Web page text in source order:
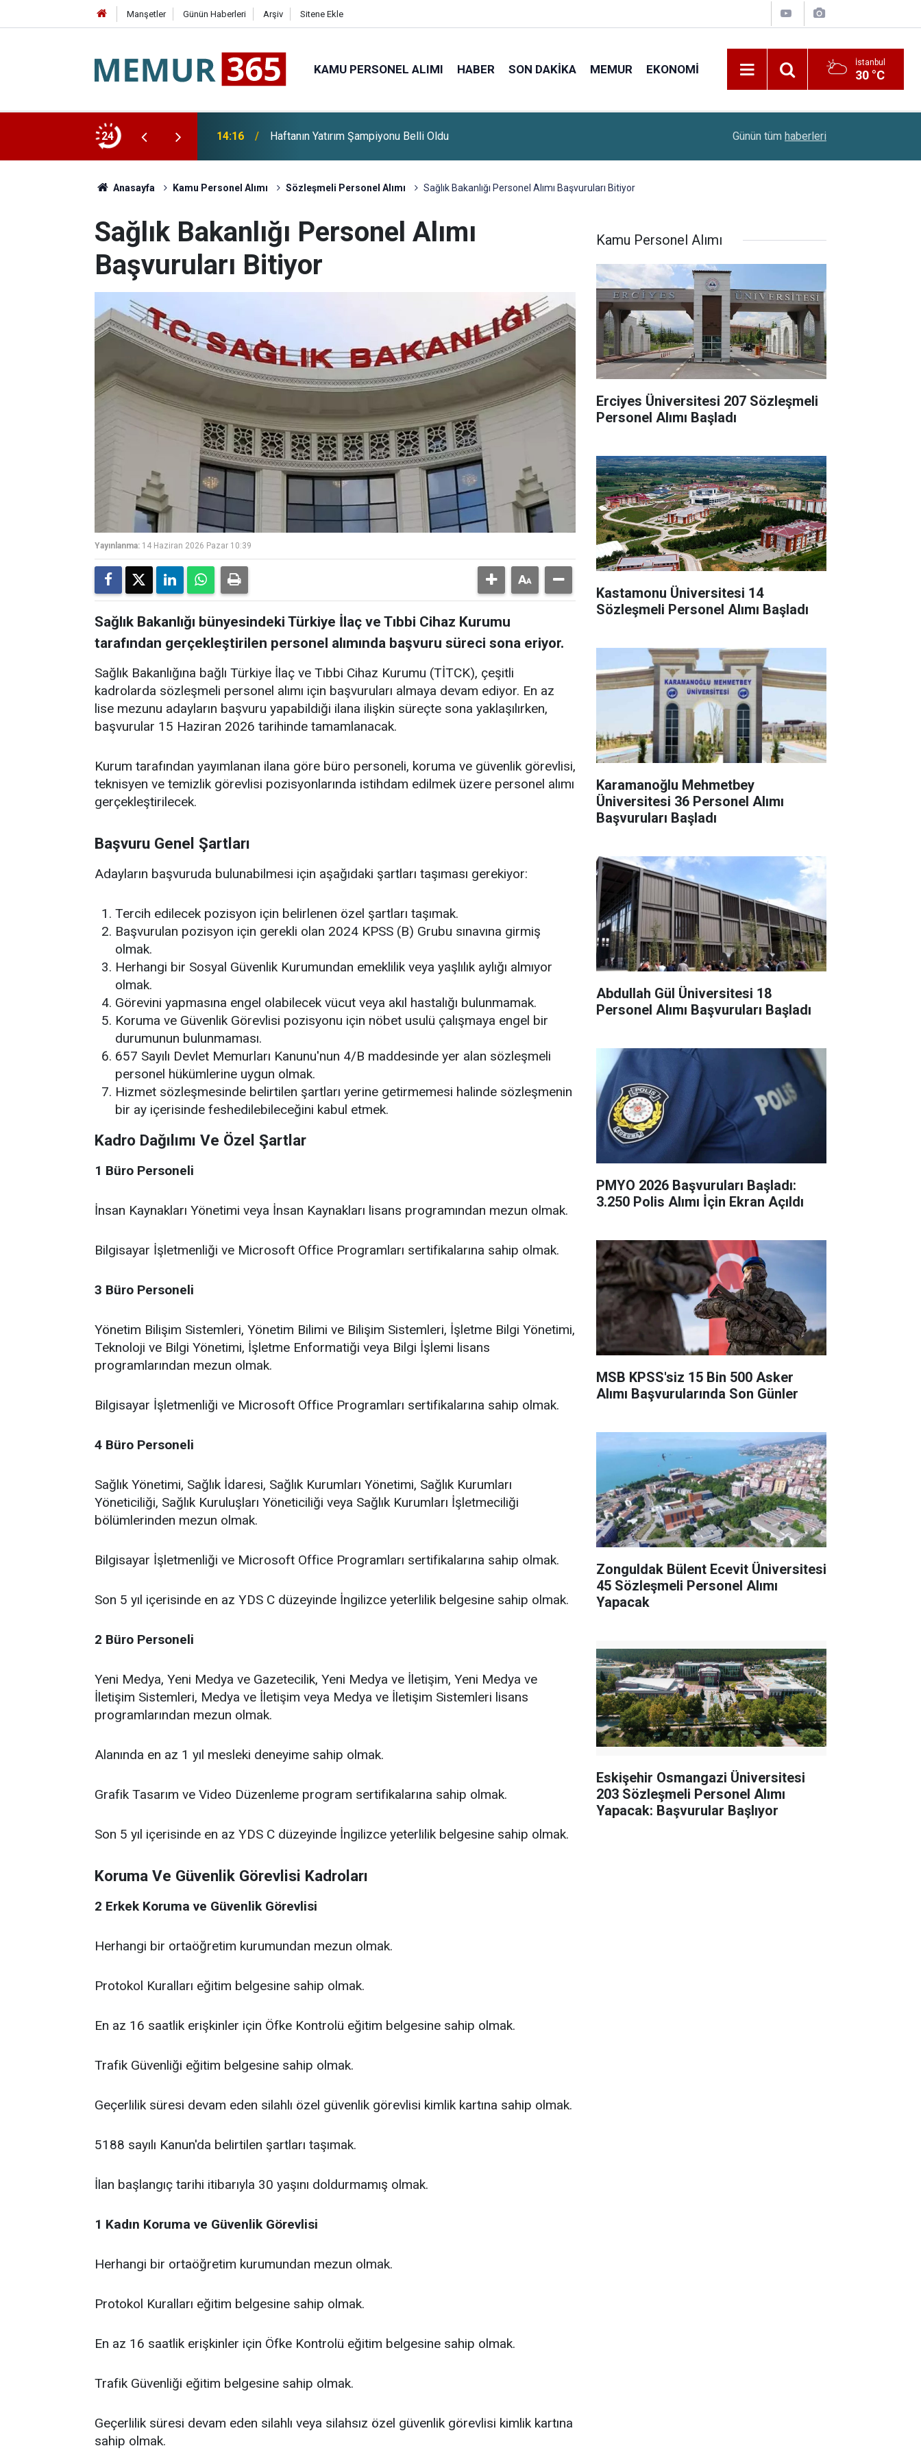
Manşetler Günün Haberleri Arşiv Sitene Ekle
KAMU PERSONEL ALIMI HABER SON DAKIKA MEMUR EKONOMI İstanbul
30 °C
24 14:16 Haftanın Yatırım Şampiyonu Belli Oldu Borsa İstanbul’dan 3 Hisseye Tedbir Kararı
Günün tüm haberleri
Anasayfa Kamu Personel Alımı Sözleşmeli Personel Alımı Sağlık Bakanlığı Personel Alımı Başvuruları Bitiyor
Sağlık Bakanlığı Personel Alımı
Başvuruları Bitiyor
Yayınlanma: 14 Haziran 2026 Pazar 10:39
Sağlık Bakanlığı bünyesindeki Türkiye İlaç ve Tıbbi Cihaz Kurumu
tarafından gerçekleştirilen personel alımında başvuru süreci sona eriyor.
Sağlık Bakanlığına bağlı Türkiye İlaç ve Tıbbi Cihaz Kurumu (TİTCK), çeşitli
kadrolarda sözleşmeli personel alımı için başvuruları almaya devam ediyor. En az
lise mezunu adayların başvuru yapabildiği ilana ilişkin süreçte sona yaklaşılırken,
başvurular 15 Haziran 2026 tarihinde tamamlanacak.
Kurum tarafından yayımlanan ilana göre büro personeli, koruma ve güvenlik görevlisi,
teknisyen ve temizlik görevlisi pozisyonlarında istihdam edilmek üzere personel alımı
gerçekleştirilecek.
Başvuru Genel Şartları
Adayların başvuruda bulunabilmesi için aşağıdaki şartları taşıması gerekiyor:
Tercih edilecek pozisyon için belirlenen özel şartları taşımak.
Başvurulan pozisyon için gerekli olan 2024 KPSS (B) Grubu sınavına girmiş
olmak.
Herhangi bir Sosyal Güvenlik Kurumundan emeklilik veya yaşlılık aylığı almıyor
olmak.
Görevini yapmasına engel olabilecek vücut veya akıl hastalığı bulunmamak.
Koruma ve Güvenlik Görevlisi pozisyonu için nöbet usulü çalışmaya engel bir
durumunun bulunmaması.
657 Sayılı Devlet Memurları Kanunu'nun 4/B maddesinde yer alan sözleşmeli
personel hükümlerine uygun olmak.
Hizmet sözleşmesinde belirtilen şartları yerine getirmemesi halinde sözleşmenin
bir ay içerisinde feshedilebileceğini kabul etmek.
Kadro Dağılımı Ve Özel Şartlar
1 Büro Personeli
İnsan Kaynakları Yönetimi veya İnsan Kaynakları lisans programından mezun olmak.
Bilgisayar İşletmenliği ve Microsoft Office Programları sertifikalarına sahip olmak.
3 Büro Personeli
Yönetim Bilişim Sistemleri, Yönetim Bilimi ve Bilişim Sistemleri, İşletme Bilgi Yönetimi,
Teknoloji ve Bilgi Yönetimi, İşletme Enformatiği veya Bilgi İşlemi lisans
programlarından mezun olmak.
Bilgisayar İşletmenliği ve Microsoft Office Programları sertifikalarına sahip olmak.
4 Büro Personeli
Sağlık Yönetimi, Sağlık İdaresi, Sağlık Kurumları Yönetimi, Sağlık Kurumları
Yöneticiliği, Sağlık Kuruluşları Yöneticiliği veya Sağlık Kurumları İşletmeciliği
bölümlerinden mezun olmak.
Bilgisayar İşletmenliği ve Microsoft Office Programları sertifikalarına sahip olmak.
Son 5 yıl içerisinde en az YDS C düzeyinde İngilizce yeterlilik belgesine sahip olmak.
2 Büro Personeli
Yeni Medya, Yeni Medya ve Gazetecilik, Yeni Medya ve İletişim, Yeni Medya ve
İletişim Sistemleri, Medya ve İletişim veya Medya ve İletişim Sistemleri lisans
programlarından mezun olmak.
Alanında en az 1 yıl mesleki deneyime sahip olmak.
Grafik Tasarım ve Video Düzenleme program sertifikalarına sahip olmak.
Son 5 yıl içerisinde en az YDS C düzeyinde İngilizce yeterlilik belgesine sahip olmak.
Koruma Ve Güvenlik Görevlisi Kadroları
2 Erkek Koruma ve Güvenlik Görevlisi
Herhangi bir ortaöğretim kurumundan mezun olmak.
Protokol Kuralları eğitim belgesine sahip olmak.
En az 16 saatlik erişkinler için Öfke Kontrolü eğitim belgesine sahip olmak.
Trafik Güvenliği eğitim belgesine sahip olmak.
Geçerlilik süresi devam eden silahlı özel güvenlik görevlisi kimlik kartına sahip olmak.
5188 sayılı Kanun'da belirtilen şartları taşımak.
İlan başlangıç tarihi itibarıyla 30 yaşını doldurmamış olmak.
1 Kadın Koruma ve Güvenlik Görevlisi
Herhangi bir ortaöğretim kurumundan mezun olmak.
Protokol Kuralları eğitim belgesine sahip olmak.
En az 16 saatlik erişkinler için Öfke Kontrolü eğitim belgesine sahip olmak.
Trafik Güvenliği eğitim belgesine sahip olmak.
Geçerlilik süresi devam eden silahlı veya silahsız özel güvenlik görevlisi kimlik kartına
sahip olmak.
Kamu Personel Alımı
Erciyes Üniversitesi 207 Sözleşmeli
Personel Alımı Başladı
Kastamonu Üniversitesi 14
Sözleşmeli Personel Alımı Başladı
Karamanoğlu Mehmetbey
Üniversitesi 36 Personel Alımı
Başvuruları Başladı
Abdullah Gül Üniversitesi 18
Personel Alımı Başvuruları Başladı
PMYO 2026 Başvuruları Başladı:
3.250 Polis Alımı İçin Ekran Açıldı
MSB KPSS'siz 15 Bin 500 Asker
Alımı Başvurularında Son Günler
Zonguldak Bülent Ecevit Üniversitesi
45 Sözleşmeli Personel Alımı
Yapacak
Eskişehir Osmangazi Üniversitesi
203 Sözleşmeli Personel Alımı
Yapacak: Başvurular Başlıyor